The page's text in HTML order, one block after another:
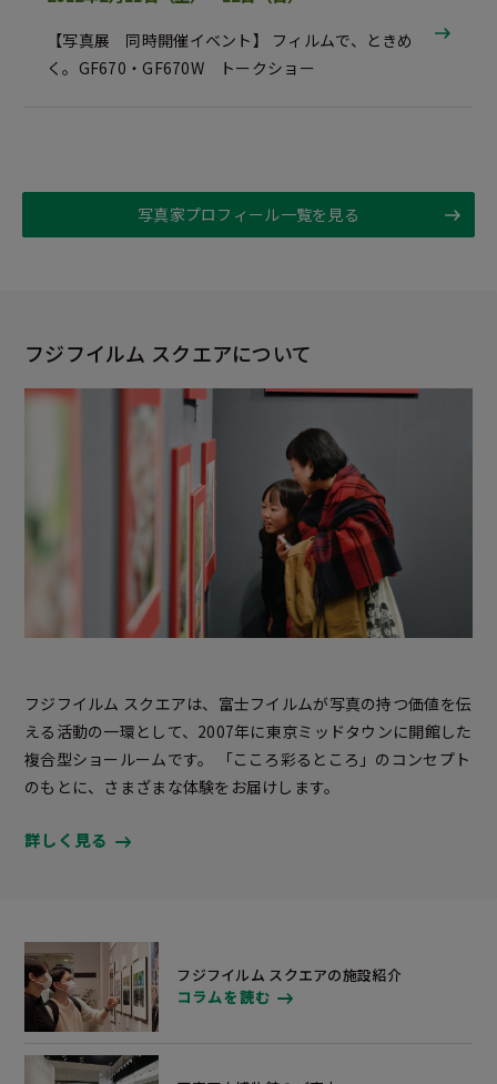
【写真展 同時開催イベント】 フィルムで、ときめ
く。GF670・GF670W トークショー
写真家プロフィール一覧を見る
フジフイルム スクエアについて
フジフイルム スクエアは、富士フイルムが写真の持つ価値を伝
える活動の一環として、2007年に東京ミッドタウンに開館した
複合型ショールームです。 「こころ彩るところ」のコンセプト
のもとに、さまざまな体験をお届けします。
詳しく見る
フジフイルム スクエアの施設紹介
コラムを読む